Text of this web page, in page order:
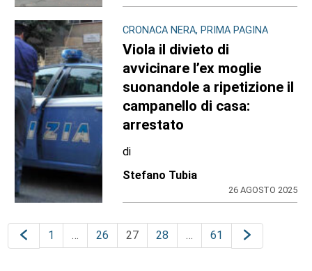
CRONACA NERA, PRIMA PAGINA
Viola il divieto di
avvicinare l’ex moglie
suonandole a ripetizione il
campanello di casa:
arrestato
di
Stefano Tubia
26 AGOSTO 2025
1 … 26 27 28 … 61